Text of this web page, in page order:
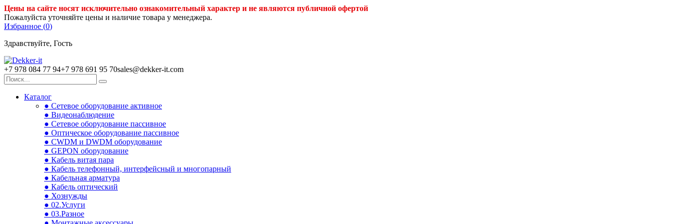
Цены на сайте носят исключительно ознакомительный характер и не являются публичной офертой
Пожалуйста уточняйте цены и наличие товара у менеджера.
Избранное (0)
Здравствуйте, Гость
+7 978 084 77 94+7 978 691 95 70sales@dekker-it.com
Каталог
● Сетевое оборудование активное
● Видеонаблюдение
● Сетевое оборудование пассивное
● Оптическое оборудование пассивное
● CWDM и DWDM оборудование
● GEPON оборудование
● Кабель витая пара
● Кабель телефонный, интерфейсный и многопарный
● Кабельная арматура
● Кабель оптический
● Хознужды
● 02.Услуги
● 03.Разное